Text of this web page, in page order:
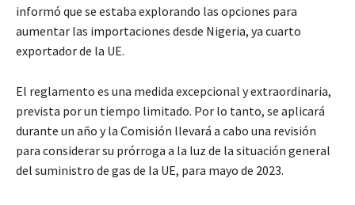
informó que se estaba explorando las opciones para
aumentar las importaciones desde Nigeria, ya cuarto
exportador de la UE.
El reglamento es una medida excepcional y extraordinaria,
prevista por un tiempo limitado. Por lo tanto, se aplicará
durante un año y la Comisión llevará a cabo una revisión
para considerar su prórroga a la luz de la situación general
del suministro de gas de la UE, para mayo de 2023.